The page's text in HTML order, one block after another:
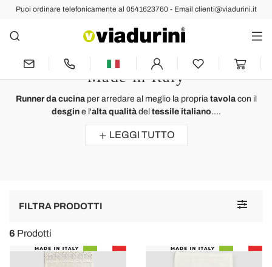
Puoi ordinare telefonicamente al 0541623760 - Email clienti@viadurini.it
Runner per la Tavola da Pranzo
Tovaglie di Lusso di Alta Qualità
Made in Italy
Runner da cucina per arredare al meglio la propria tavola con il
desgine l'alta qualitàdel tessile italiano....
LEGGI TUTTO
Toggle
FILTRA PRODOTTI
6 Prodotti